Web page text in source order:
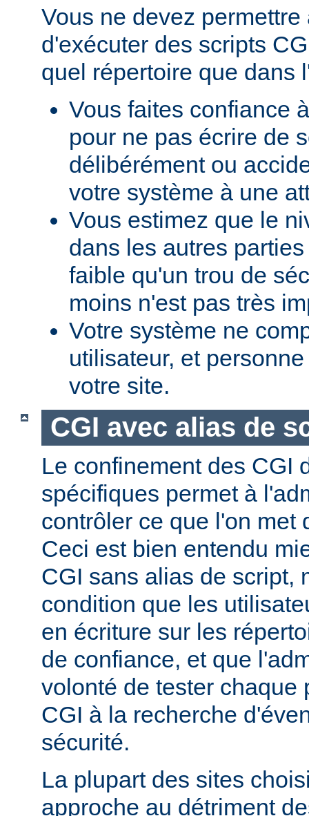
Vous ne devez
d'exécuter des scripts
quel répertoire que dans
Vous faites confiance
pour ne pas écrire de
délibérément ou
votre système à une
Vous estimez que le
dans les autres
faible qu'un trou de
moins n'est pas très
Votre système ne
utilisateur, et
votre site.
CGI avec alias de
Le confinement des CGI
spécifiques permet à
contrôler ce que l'on met
Ceci est bien entendu
CGI sans alias de script,
condition que les
en écriture sur les
de confiance, et que
volonté de tester chaque
CGI à la recherche
sécurité.
La plupart des sites
approche au détriment